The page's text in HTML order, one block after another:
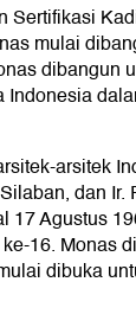
Sertifikasi
mulai
dibangun
arsitek
dan Ir.
17 Agustus
16. Monas
dibuka